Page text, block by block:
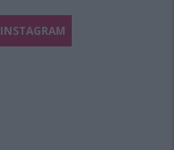
INSTAGRAM